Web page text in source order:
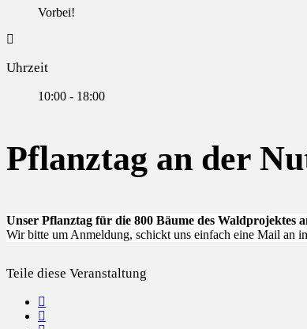
Vorbei!
Uhrzeit
10:00 - 18:00
Pflanztag an der
Unser Pflanztag für die 800 Bäume des Waldprojektes
Wir bitte um Anmeldung, schickt uns einfach eine Mail an
Teile diese Veranstaltung